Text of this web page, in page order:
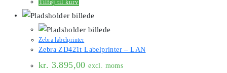
Tilføj til kurv
Zebra labelprinter
Zebra ZD421t Labelprinter – LAN
kr. 3.895,00 excl. moms